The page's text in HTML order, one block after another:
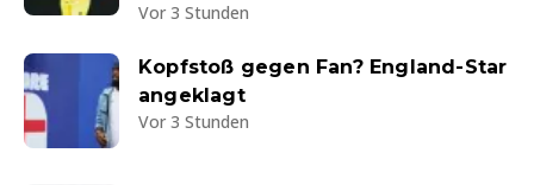
Vor 3 Stunden
Kopfstoß gegen Fan? England-Star
angeklagt
Vor 3 Stunden